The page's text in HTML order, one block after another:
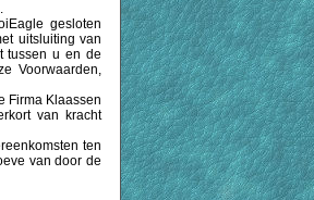
gesloten
uitsluiting van
tussen u en de
Voorwaarden,
Firma Klaassen
van kracht
ten
van door de